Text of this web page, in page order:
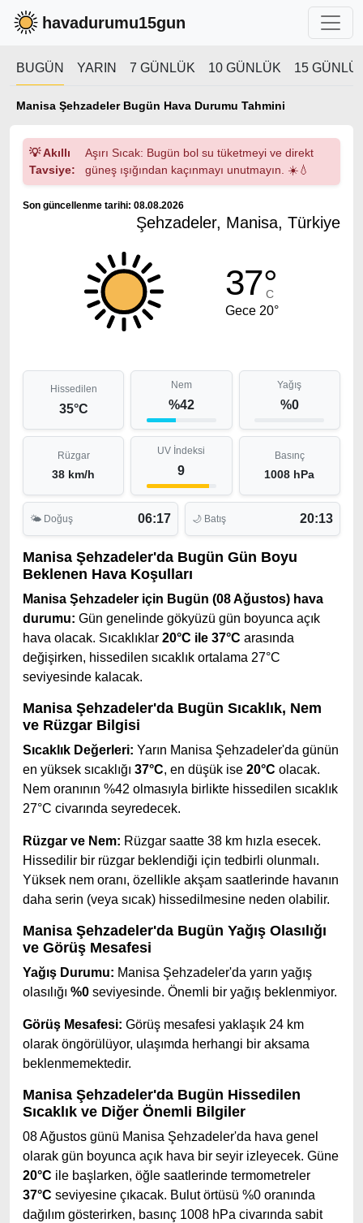
havadurumu15gun
BUGÜN YARIN 7 GÜNLÜK 10 GÜNLÜK 15
Manisa Şehzadeler Bugün Hava Durumu Tahmini
💡 Akıllı
Tavsiye:
Aşırı Sıcak: Bugün bol su tüketmeyi ve direkt
güneş ışığından kaçınmayı unutmayın. ☀️💧
Son güncellenme tarihi: 08.08.2026
Şehzadeler, Manisa, Türkiye
37°
C
Gece 20°
Hissedilen
35°C
Nem
%42
Yağış
%0
Rüzgar
38 km/h
UV İndeksi
9
Basınç
1008 hPa
🌤 Doğuş 06:17 🌙 Batış 20:13
Manisa Şehzadeler'da Bugün Gün Boyu
Beklenen Hava Koşulları
Manisa Şehzadeler için Bugün (08 Ağustos) hava
durumu: Gün genelinde gökyüzü gün boyunca açık
hava olacak. Sıcaklıklar 20°C ile 37°C arasında
değişirken, hissedilen sıcaklık ortalama 27°C
seviyesinde kalacak.
Manisa Şehzadeler'da Bugün Sıcaklık, Nem
ve Rüzgar Bilgisi
Sıcaklık Değerleri: Yarın Manisa Şehzadeler'da günün
en yüksek sıcaklığı 37°C, en düşük ise 20°C olacak.
Nem oranının %42 olmasıyla birlikte hissedilen sıcaklık
27°C civarında seyredecek.
Rüzgar ve Nem: Rüzgar saatte 38 km hızla esecek.
Hissedilir bir rüzgar beklendiği için tedbirli olunmalı.
Yüksek nem oranı, özellikle akşam saatlerinde havanın
daha serin (veya sıcak) hissedilmesine neden olabilir.
Manisa Şehzadeler'da Bugün Yağış Olasılığı
ve Görüş Mesafesi
Yağış Durumu: Manisa Şehzadeler'da yarın yağış
olasılığı %0 seviyesinde. Önemli bir yağış beklenmiyor.
Görüş Mesafesi: Görüş mesafesi yaklaşık 24 km
olarak öngörülüyor, ulaşımda herhangi bir aksama
beklenmemektedir.
Manisa Şehzadeler'da Bugün Hissedilen
Sıcaklık ve Diğer Önemli Bilgiler
08 Ağustos günü Manisa Şehzadeler'da hava genel
olarak gün boyunca açık hava bir seyir izleyecek. Güne
20°C ile başlarken, öğle saatlerinde termometreler
37°C seviyesine çıkacak. Bulut örtüsü %0 oranında
dağılım gösterirken, basınç 1008 hPa civarında sabit